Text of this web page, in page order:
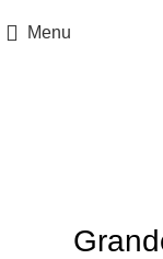
Menu